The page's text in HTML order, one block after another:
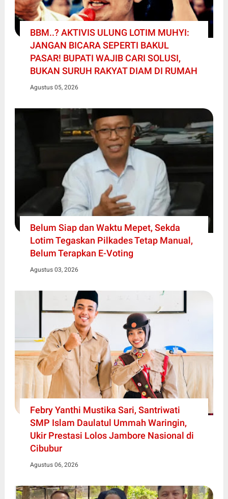
BBM..? AKTIVIS ULUNG LOTIM MUHYI:
JANGAN BICARA SEPERTI BAKUL
PASAR! BUPATI WAJIB CARI SOLUSI,
BUKAN SURUH RAKYAT DIAM DI RUMAH
Agustus 05, 2026
Belum Siap dan Waktu Mepet, Sekda
Lotim Tegaskan Pilkades Tetap Manual,
Belum Terapkan E-Voting
Agustus 03, 2026
Febry Yanthi Mustika Sari, Santriwati
SMP Islam Daulatul Ummah Waringin,
Ukir Prestasi Lolos Jambore Nasional di
Cibubur
Agustus 06, 2026